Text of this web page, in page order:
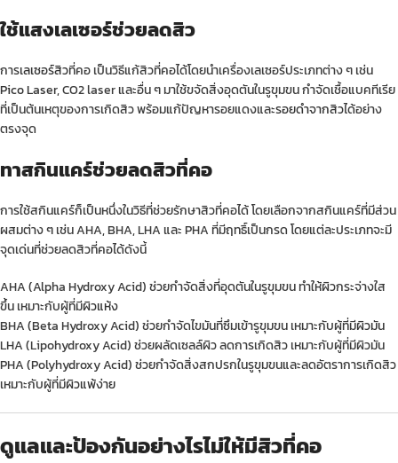
ใช้แสงเลเซอร์ช่วยลดสิว
การเลเซอร์สิวที่คอ เป็นวิธีแก้สิวที่คอได้โดยนำเครื่องเลเซอร์ประเภทต่าง ๆ เช่น
Pico Laser, CO2 laser และอื่น ๆ มาใช้ขจัดสิ่งอุดตันในรูขุมขน กำจัดเชื้อแบคทีเรีย
ที่เป็นต้นเหตุของการเกิดสิว พร้อมแก้ปัญหารอยแดงและรอยดำจากสิวได้อย่าง
ตรงจุด
ทาสกินแคร์ช่วยลดสิวที่คอ
การใช้สกินแคร์ก็เป็นหนึ่งในวิธีที่ช่วยรักษาสิวที่คอได้ โดยเลือกจากสกินแคร์ที่มีส่วน
ผสมต่าง ๆ เช่น AHA, BHA, LHA และ PHA ที่มีฤทธิ์เป็นกรด โดยแต่ละประเภทจะมี
จุดเด่นที่ช่วยลดสิวที่คอได้ดังนี้
AHA (Alpha Hydroxy Acid) ช่วยกำจัดสิ่งที่อุดตันในรูขุมขน ทำให้ผิวกระจ่างใส
ขึ้น เหมาะกับผู้ที่มีผิวแห้ง
BHA (Beta Hydroxy Acid) ช่วยกำจัดไขมันที่ซึมเข้ารูขุมขน เหมาะกับผู้ที่มีผิวมัน
LHA (Lipohydroxy Acid) ช่วยผลัดเซลล์ผิว ลดการเกิดสิว เหมาะกับผู้ที่มีผิวมัน
PHA (Polyhydroxy Acid) ช่วยกำจัดสิ่งสกปรกในรูขุมขนและลดอัตราการเกิดสิว
เหมาะกับผู้ที่มีผิวแพ้ง่าย
ดูแลและป้องกันอย่างไรไม่ให้มีสิวที่คอ